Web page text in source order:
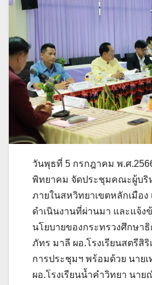
วันพุธที่ 5 กรกฎาคม พ.ศ
พิทยาคม จัดประชุมคณะผู้บริ
ภายในสหวิทยาเขตหลักเมือง
ดำเนินงานที่ผ่านมา และแจ้ง
นโยบายของกระทรวงศึกษา
ภัทร มาลี ผอ.โรงเรียนสตรีสิริ
การประชุมฯ พร้อมด้วย นาย
ผอ.โรงเรียนน้ำคำวิทยา นา